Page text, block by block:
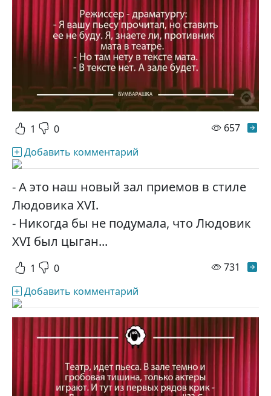
1 0 657
Добавить комментарий
- А это наш новый зал приемов в стиле
Людовика XVI.
- Никогда бы не подумала, что Людовик
XVI был цыган...
1 0 731
Добавить комментарий